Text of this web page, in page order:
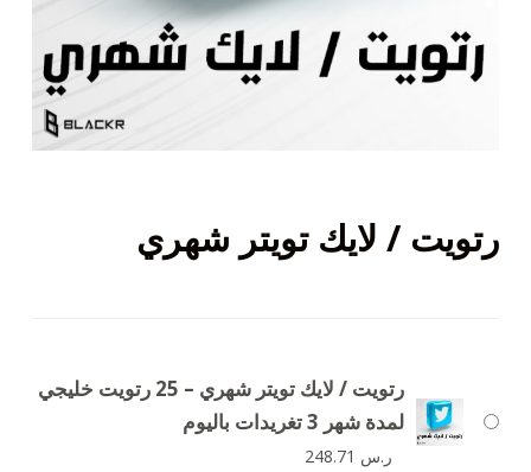
رتويت / لايك تويتر شهري
رتويت / لايك تويتر شهري – 25 رتويت خليجي
لمدة شهر 3 تغريدات باليوم
ر.س